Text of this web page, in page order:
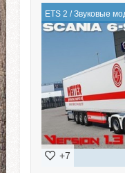
ETS 2 /Звуковые
+7